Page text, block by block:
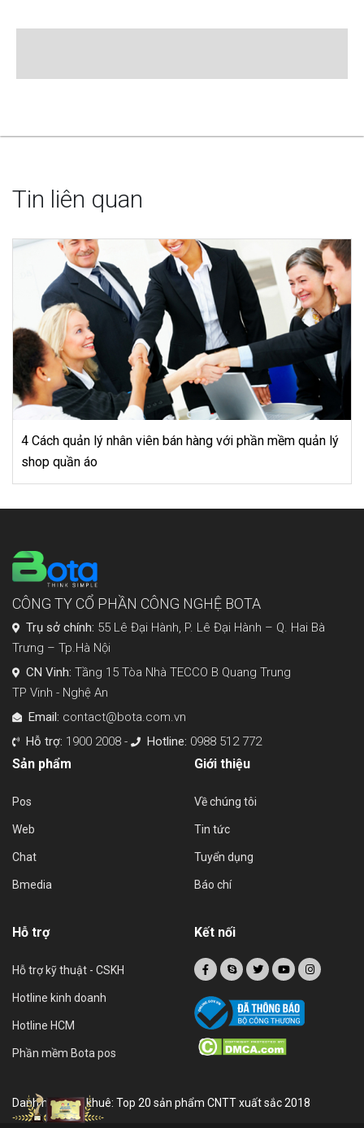
Tin liên quan
Cùng xem “sức mạnh” của phần mềm quản lý bán hàng
bota pos
CÔNG TY CỔ PHẦN CÔNG NGHỆ BOTA
Trụ sở chính: 55 Lê Đại Hành, P. Lê Đại Hành – Q. Hai Bà
Trưng – Tp.Hà Nội
CN Vinh: Tầng 15 Tòa Nhà TECCO B Quang Trung
TP Vinh - Nghệ An
Email: contact@bota.com.vn
Hỗ trợ: 1900 2008 - Hotline: 0988 512 772
Sản phẩm
Pos
Web
Chat
Bmedia
Giới thiệu
Về chúng tôi
Tin tức
Tuyển dụng
Báo chí
Hỗ trợ
Hỗ trợ kỹ thuật - CSKH
Hotline kinh doanh
Hotline HCM
Phần mềm Bota pos
Kết nối
Danh hiệu sao khuê: Top 20 sản phẩm CNTT xuất sắc 2018